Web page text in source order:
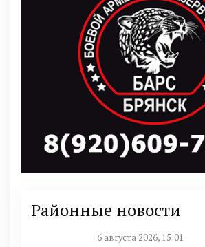
Районные новости
6 августа 2026, 15:01